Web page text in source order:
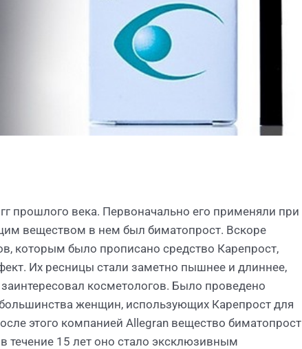
прошлого века. Первоначально его применяли при
веществом в нем был биматопрост. Вскоре
которым было прописано средство Карепрост,
Их ресницы стали заметно пышнее и длиннее,
косметологов. Было проведено
женщин, использующих Карепрост для
этого компанией Allegran вещество биматопрост
течение 15 лет оно стало эксклюзивным